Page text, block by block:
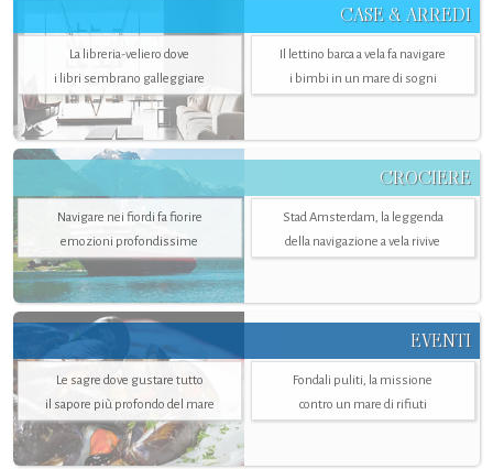
CASE & ARREDI
La libreria-veliero dove
i libri sembrano galleggiare
Il lettino barca a vela fa navigare
i bimbi in un mare di sogni
CROCIERE
Navigare nei fiordi fa fiorire
emozioni profondissime
Stad Amsterdam, la leggenda
della navigazione a vela rivive
EVENTI
Le sagre dove gustare tutto
il sapore più profondo del mare
Fondali puliti, la missione
contro un mare di rifiuti